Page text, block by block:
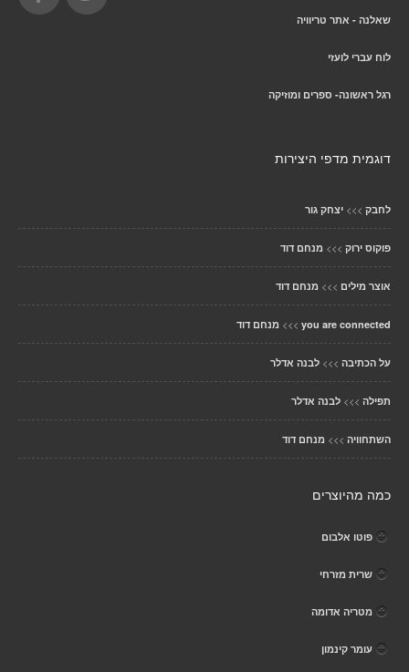
שאלנה - אתר טריוויה
לוח עברי לועזי
רגל ראשונה- ספרים ומוזיקה
דוגמית מדפי היצירות
לחבק >>> יצחק גור
פוקוס ירוק >>> מנחם דוד
אוצר מילים >>> מנחם דוד
you are connected
>>> מנחם דוד
על הכתיבה >>> לבנה אדלר
תפילה >>> לבנה אדלר
השתחוויה >>> מנחם דוד
כמה מהיוצרים
פוטו אלבום
שרית מזרחי
מטריה אדומה
עומר קינמון